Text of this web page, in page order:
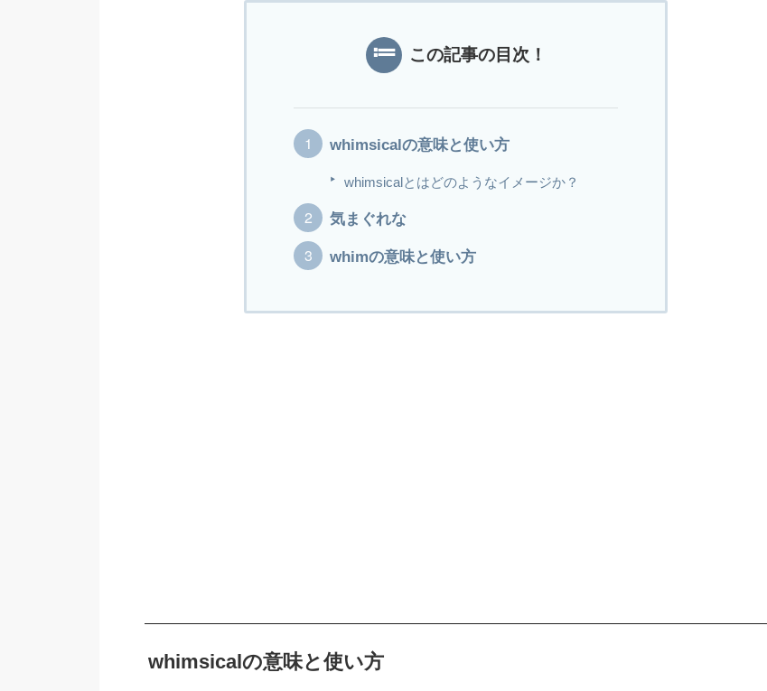
この記事の目次！
whimsicalの意味と使い方
whimsicalとはどのようなイメージか？
気まぐれな
whimの意味と使い方
whimsicalの意味と使い方